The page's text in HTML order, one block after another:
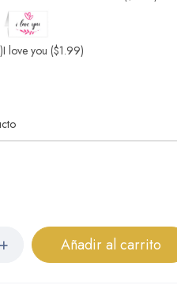
I love you ($1.99)
Añadir al carrito